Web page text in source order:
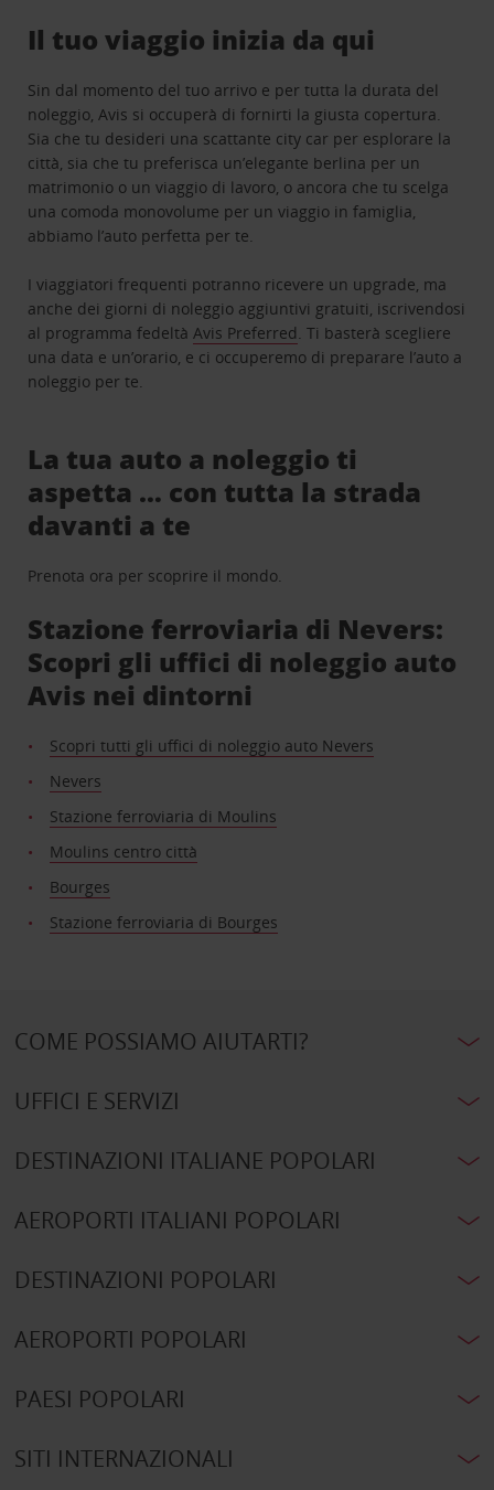
Il tuo viaggio inizia da qui
Sin dal momento del tuo arrivo e per tutta la durata del
noleggio, Avis si occuperà di fornirti la giusta copertura.
Sia che tu desideri una scattante city car per esplorare la
città, sia che tu preferisca un’elegante berlina per un
matrimonio o un viaggio di lavoro, o ancora che tu scelga
una comoda monovolume per un viaggio in famiglia,
abbiamo l’auto perfetta per te.
I viaggiatori frequenti potranno ricevere un upgrade, ma
anche dei giorni di noleggio aggiuntivi gratuiti, iscrivendosi
al programma fedeltàAvis Preferred. Ti basterà scegliere
una data e un’orario, e ci occuperemo di preparare l’auto a
noleggio per te.
La tua auto a noleggio ti
aspetta … con tutta la strada
davanti a te
Prenota ora per scoprire il mondo.
Stazione ferroviaria di Nevers:
Scopri gli uffici di noleggio auto
Avis nei dintorni
Scopri tutti gli uffici di noleggio auto Nevers
Nevers
Stazione ferroviaria di Moulins
Moulins centro città
Bourges
Stazione ferroviaria di Bourges
COME POSSIAMO AIUTARTI?
UFFICI E SERVIZI
DESTINAZIONI ITALIANE POPOLARI
AEROPORTI ITALIANI POPOLARI
DESTINAZIONI POPOLARI
AEROPORTI POPOLARI
PAESI POPOLARI
SITI INTERNAZIONALI